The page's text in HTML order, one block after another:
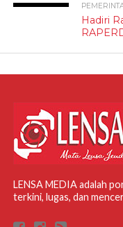
Hadiri
LENSA MEDIA adalah
terkini, lugas, dan